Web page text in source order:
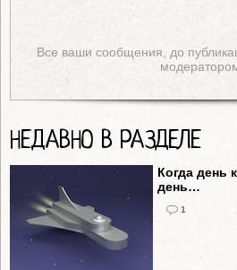
Все ваши сообщения, до
НЕДАВНО В РАЗДЕЛЕ
Когда день
день…
1